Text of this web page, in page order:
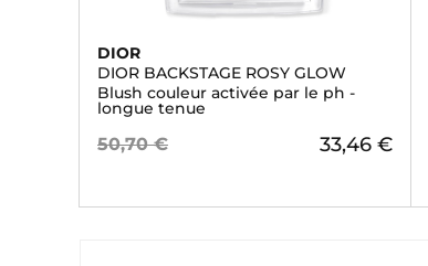
DIOR
DIOR BACKSTAGE ROSY GLOW
Blush couleur activée par le ph -
longue tenue
50,70 € 33,46 €